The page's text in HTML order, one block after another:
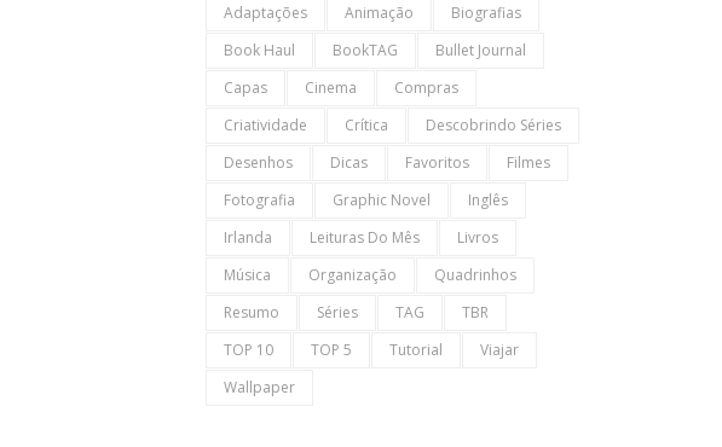
Adaptações Animação
Biografias
Book Haul
BookTAG
Bullet Journal
Capas
Cinema
Compras
Criatividade
Crítica
Descobrindo Séries
Desenhos
Dicas Favoritos
Filmes
Fotografia
Graphic Novel
Inglês
Irlanda
Leituras Do Mês
Livros
Música
Organização
Quadrinhos
Resumo
Séries TAG
TBR
TOP 10
TOP 5 Tutorial
Viajar
Wallpaper